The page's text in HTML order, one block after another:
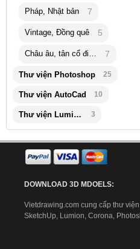
Pháp, Nhật bản 7
Vintage, Đồng quê 5
Châu âu, tân cổ điển 7
Thư viện Photoshop 25
Thư viện AutoCad 10
Thư viện Lumion 3
DOWNLOAD 3D MDOELS:
Vietdrawing.com cung cấp thư
SketchUp, Lumion, Corona,